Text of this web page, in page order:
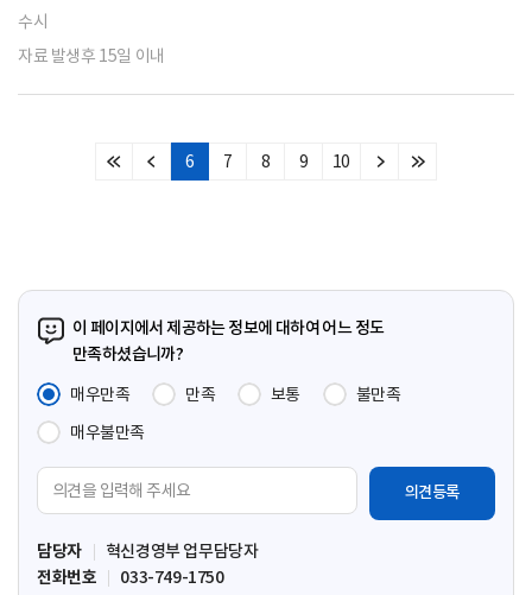
수시
자료 발생후 15일 이내
처
이
6 7 8 9 10
다
마
이 페이지에서 제공하는 정보에 대하여 어느 정도
만족하셨습니까?
매우만족
만족 보통
불만족
매우불만족
견
입
력
담당자
혁신경영부 업무담당자
전화번호
033-749-1750